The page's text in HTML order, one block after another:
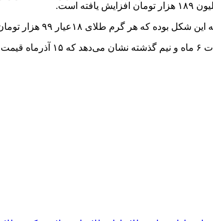
است.
شده است. قیمت هر گرم طلای ۱۸عیار ۱۲ مرداد یک میلیون و ۹۹ هزار بود.